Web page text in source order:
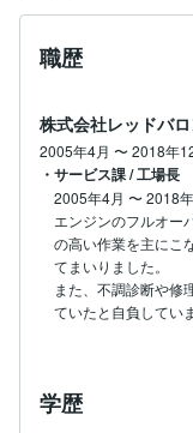
職歴
株式会社レッドバ
2005年4月 〜2018年
・サービス課 / 工場長
2005年4月 〜2018
エンジンのフルオー
の高い作業を主にこ
てまいりました。
また、不調診断や修
ていたと自負していま
学歴